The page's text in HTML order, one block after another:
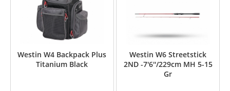
Westin W4 Backpack Plus
Titanium Black
Westin W6 Streetstick
2ND -7'6''/229cm MH 5-15
Gr